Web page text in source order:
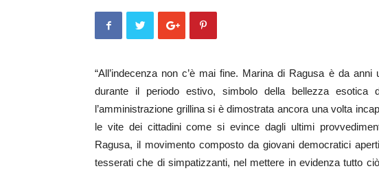
“All’indecenza non c’è mai fine. Marina di Ragusa è da
durante il periodo estivo, simbolo della bellezza esotica
l’amministrazione grillina si è dimostrata ancora una volta
le vite dei cittadini come si evince dagli ultimi
Ragusa, il movimento composto da giovani democratici
tesserati che di simpatizzanti, nel mettere in evidenza tutto